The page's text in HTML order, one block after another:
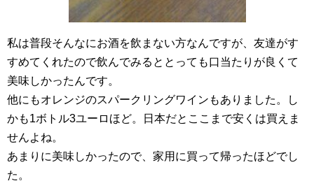
私は普段そんなにお酒を飲まない方なんですが、友達がす
すめてくれたので飲んでみるととっても口当たりが良くて
美味しかったんです。
他にもオレンジのスパークリングワインもありました。し
かも1ボトル3ユーロほど。日本だとここまで安くは買えま
せんよね。
あまりに美味しかったので、家用に買って帰ったほどでし
た。